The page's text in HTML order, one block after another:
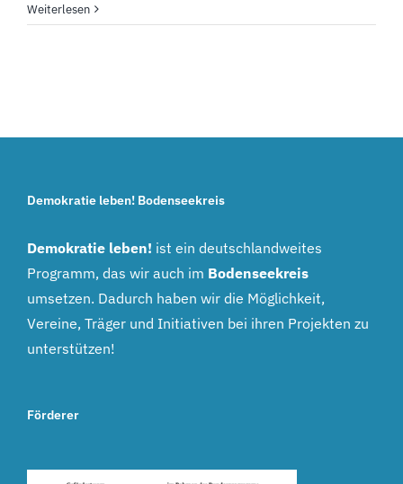
Weiterlesen
Demokratie leben! Bodenseekreis
Demokratie leben! ist ein deutschlandweites
Programm, das wir auch im Bodenseekreis
umsetzen. Dadurch haben wir die Möglichkeit,
Vereine, Träger und Initiativen bei ihren Projekten zu
unterstützen!
Förderer